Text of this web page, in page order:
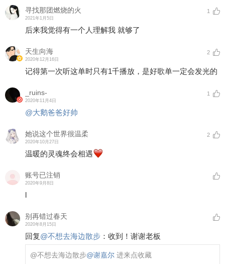
寻找那团燃烧的火
2021年1月5日
1
后来我觉得有一个人理解我 就够了
天生向海
2020年12月16日
2
记得第一次听这单时只有1千播放，是好歌单一定会发光的
_ruins-
2020年11月4日
1
@大鹅爸爸好帅
她说这个世界很温柔
2020年10月27日
2
温暖的灵魂终会相遇
账号已注销
2020年9月8日
l
别再错过春天
2020年8月15日
回复@不想去海边散步 ： 收到！谢谢老板
@不想去海边散步@谢嘉尔 进来点收藏